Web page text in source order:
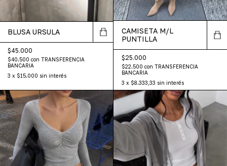
BLUSA URSULA
$45.000
$40.500 con TRANSFERENCIA
BANCARIA
3 x $15.000 sin interés
CAMISETA M/L
PUNTILLA
$25.000
$22.500 con TRANSFERENCIA
BANCARIA
3 x $8.333,33 sin interés